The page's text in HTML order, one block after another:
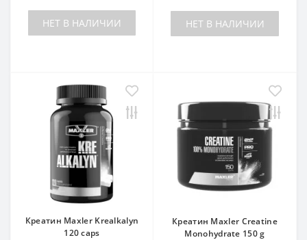
НЕТ В НАЛИЧИИ НЕТ В НАЛИЧИИ
Креатин Maxler Krealkalyn
120 caps
Креатин Maxler Creatine
Monohydrate 150 g